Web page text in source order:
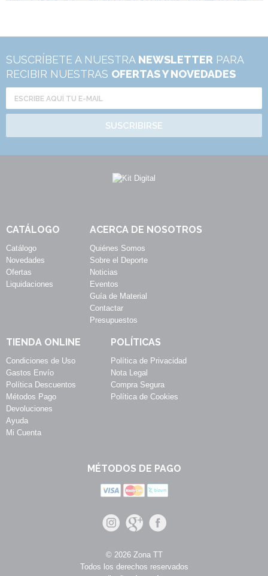
SUSCRÍBETE A NUESTRA NEWSLETTER PARA
RECIBIR NUESTRAS OFERTAS Y NOVEDADES
SUSCRIBIRSE
CATÁLOGO
Catálogo
Novedades
Ofertas
Liquidaciones
ACERCA DE NOSOTROS
Quiénes Somos
Sobre el Deporte
Noticias
Eventos
Guía de Material
Contactar
Presupuestos
TIENDA ONLINE
Condiciones de Uso
Gastos Envío
Política Descuentos
Métodos Pago
Devoluciones
Ayuda
Mi Cuenta
POLÍTICAS
Política de Privacidad
Nota Legal
Compra Segura
Política de Cookies
MÉTODOS DE PAGO
© 2026 Zona TT
Todos los derechos reservados